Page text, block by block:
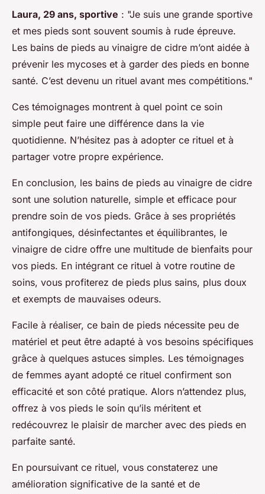
Laura, 29 ans, sportive : "Je suis une grande sportive
et mes pieds sont souvent soumis à rude épreuve.
Les bains de pieds au vinaigre de cidre m’ont aidée à
prévenir les mycoses et à garder des pieds en bonne
santé. C’est devenu un rituel avant mes compétitions."
Ces témoignages montrent à quel point ce soin
simple peut faire une différence dans la vie
quotidienne. N’hésitez pas à adopter ce rituel et à
partager votre propre expérience.
En conclusion, les bains de pieds au vinaigre de cidre
sont une solution naturelle, simple et efficace pour
prendre soin de vos pieds. Grâce à ses propriétés
antifongiques, désinfectantes et équilibrantes, le
vinaigre de cidre offre une multitude de bienfaits pour
vos pieds. En intégrant ce rituel à votre routine de
soins, vous profiterez de pieds plus sains, plus doux
et exempts de mauvaises odeurs.
Facile à réaliser, ce bain de pieds nécessite peu de
matériel et peut être adapté à vos besoins spécifiques
grâce à quelques astuces simples. Les témoignages
de femmes ayant adopté ce rituel confirment son
efficacité et son côté pratique. Alors n’attendez plus,
offrez à vos pieds le soin qu’ils méritent et
redécouvrez le plaisir de marcher avec des pieds en
parfaite santé.
En poursuivant ce rituel, vous constaterez une
amélioration significative de la santé et de